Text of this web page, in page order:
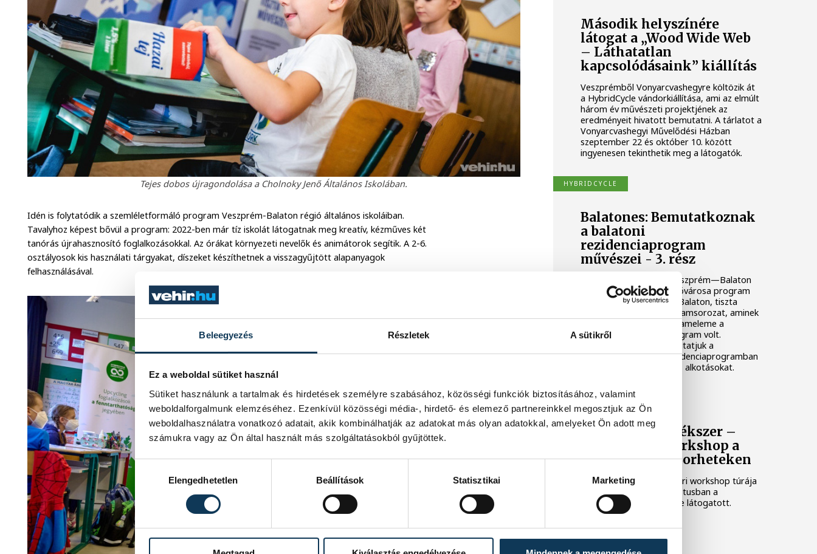
Beleegyezés Részletek A sütikről
Ez a weboldal sütiket használ
Sütiket használunk a tartalmak és hirdetések személyre szabásához, közösségi funkciók biztosításához, valamint
weboldalforgalmunk elemzéséhez. Ezenkívül közösségi média-, hirdető- és elemező partnereinkkel megosztjuk az Ön
weboldalhasználatra vonatkozó adatait, akik kombinálhatják az adatokat más olyan adatokkal, amelyeket Ön adott meg
számukra vagy az Ön által használt más szolgáltatásokból gyűjtöttek.
Elengedhetetlen
Beállítások Statisztikai Marketing
Tejes dobos újragondolása a Cholnoky Jenő Általános Iskolában.
Idén is folytatódik a szemléletformáló program Veszprém-Balaton régió általános iskoláiban.
Tavalyhoz képest bővül a program: 2022-ben már tíz iskolát látogatnak meg kreatív, kézműves két
tanórás újrahasznosító foglalkozásokkal. Az órákat környezeti nevelők és animátorok segítik. A 2-6.
osztályosok kis használati tárgyakat, díszeket készíthetnek a visszagyűjtött alapanyagok
felhasználásával.
Második helyszínére
látogat a „Wood Wide Web
– Láthatatlan
kapcsolódásaink” kiállítás
Veszprémből Vonyarcvashegyre költözik át
a HybridCycle vándorkiállítása, ami az elmúlt
három év művészeti projektjének az
eredményeit hivatott bemutatni. A tárlatot a
Vonyarcvashegyi Művelődési Házban
szeptember 22 és október 10. között
ingyenesen tekinthetik meg a látogatók.
HYBRIDCYCLE
Balatones: Bemutatkoznak
a balatoni
rezidenciaprogram
művészei - 3. rész
Idén is folytatódott a Veszprém—Balaton
2023 Európa Kulturális Fővárosa program
támogatásával a Tiszta Balaton, tiszta
művészet (TBTM) programsorozat, aminek
egyik eredményes programeleme a
művészeti rezidenciaprogram volt.
Cikksorozatunkban bemutatjuk a
HybridCycle 2023-as rezidenciaprogramban
résztvevő művészeket és alkotásokat.
HYBRIDCYCLE
Parafadugóból ékszer –
Hybridcycle workshop a
Balatonfüredi Borheteken
A Hybridcyle csapata nyári workshop túrája
egyik állmásaként augusztusban a
Balatonfüredi Borhetekre látogatott.